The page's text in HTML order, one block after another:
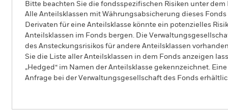
Bitte beachten Sie die fondsspezifischen Risiken unter dem
Alle Anteilsklassen mit Währungsabsicherung dieses
Derivaten für eine Anteilsklasse könnte ein potenzielles
Anteilsklassen im Fonds bergen. Die
des Ansteckungsrisikos für andere Anteilsklassen
Sie die Liste aller Anteilsklassen in dem Fonds anzeigen
„Hedged“ im Namen der Anteilsklasse gekennzeichnet.
Anfrage bei der Verwaltungsgesellschaft des Fonds